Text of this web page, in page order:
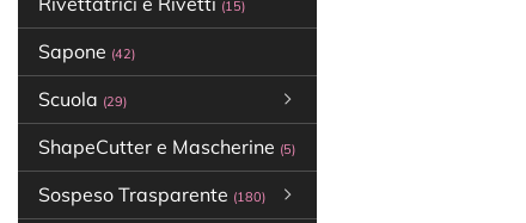
(15)
Sapone (42)
Scuola (29)
ShapeCutter e Mascherine (5)
Sospeso Trasparente (180)